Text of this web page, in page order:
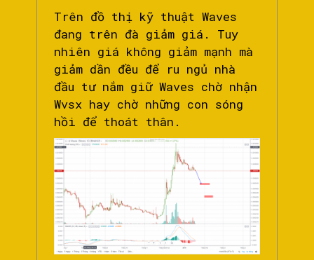
Trên đồ thị kỹ thuật Waves
đang trên đà giảm giá. Tuy
nhiên giá không giảm mạnh mà
giảm dần đều để ru ngủ nhà
đầu tư nắm giữ Waves chờ nhận
Wvsx hay chờ những con sóng
hồi để thoát thân.